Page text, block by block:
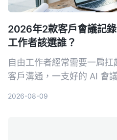
2026年2款客戶會議記
工作者該選誰？
自由工作者經常需要一肩
客戶溝通，一支好的 AI 會
2026-08-09